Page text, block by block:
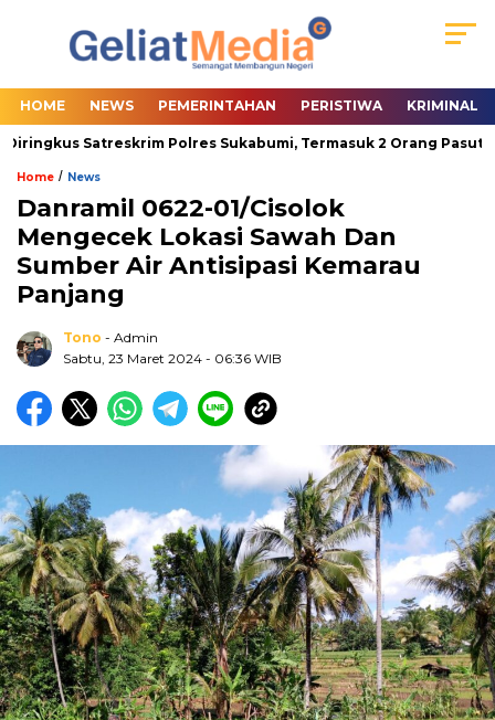
HOME NEWS PEMERINTAHAN PERISTIWA KRIMINAL
Satreskrim Polres Sukabumi, Termasuk 2 Orang Pasutri
Home / News
Danramil 0622-01/Cisolok
Mengecek Lokasi Sawah Dan
Sumber Air Antisipasi Kemarau
Panjang
Tono - Admin
Sabtu, 23 Maret 2024 - 06:36 WIB